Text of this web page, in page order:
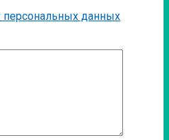
персональных данных